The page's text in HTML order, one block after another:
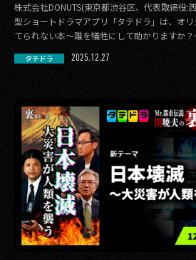
2019
2018
2015
2014
2013
2012
2011
(土)12時より「タテドラ」独占配信スタ
株式会社DONUTS(東京都渋谷区、代表取締役:
型ショートドラマアプリ「タテドラ」は、オ
てられない本〜誰を犠牲にして助かりますか
タテドラ 2025.12.27